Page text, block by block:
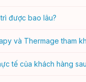
được bao lâu?
và Thermage tham
tế của khách hàng